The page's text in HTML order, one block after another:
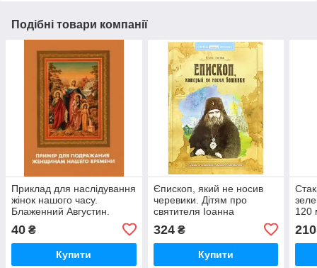
Подібні товари компанії
Приклад для наслідування
жінок нашого часу.
Блаженний Августин.
40 ₴
Купити
Єпископ, який не носив
черевики. Дітям про
святителя Іоанна
324₴
Купити
120
1 гв.
210